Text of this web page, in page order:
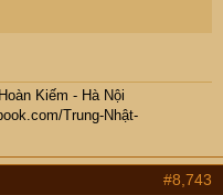
Kiếm - Hà Nội
Trung-Nhật-
#8,743